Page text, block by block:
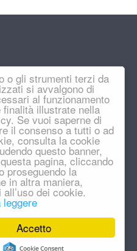
Accetto
o gli strumenti terzi da
si avvalgono di
al funzionamento
illustrate nella
Se vuoi saperne di
il consenso a tutti o ad
consulta la cookie
questo banner,
pagina, cliccando
proseguendo la
in altra maniera,
dei cookie.
leggere